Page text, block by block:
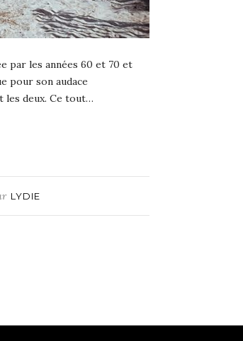
par les années 60 et 70 et
pour son audace
les deux. Ce tout…
LYDIE